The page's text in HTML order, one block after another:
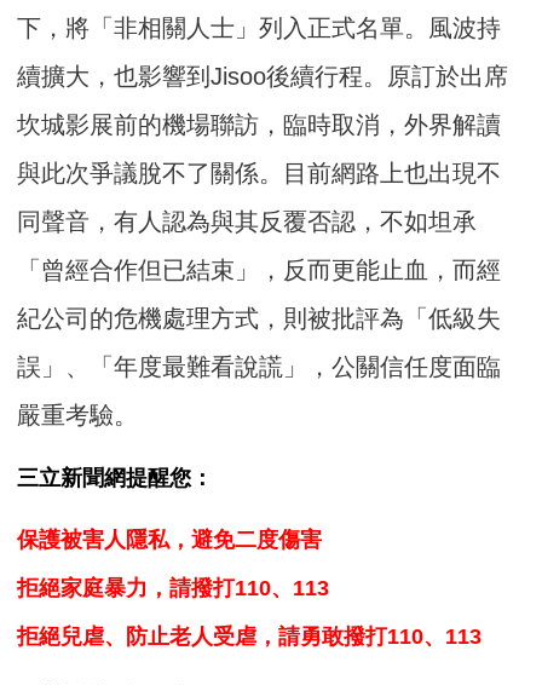
下，將「非相關人士」列入正式名單。風波持
續擴大，也影響到Jisoo後續行程。原訂於出席
坎城影展前的機場聯訪，臨時取消，外界解讀
與此次爭議脫不了關係。目前網路上也出現不
同聲音，有人認為與其反覆否認，不如坦承
「曾經合作但已結束」，反而更能止血，而經
紀公司的危機處理方式，則被批評為「低級失
誤」、「年度最難看說謊」，公關信任度面臨
嚴重考驗。
三立新聞網提醒您：
保護被害人隱私，避免二度傷害
拒絕家庭暴力，請撥打110、113
拒絕兒虐、防止老人受虐，請勇敢撥打110、113